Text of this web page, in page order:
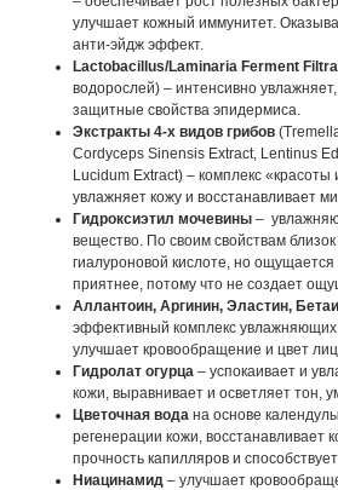
улучшает кожный иммунитет.
анти-эйдж эффект.
Lactobacillus/Laminaria Ferment
водорослей) – интенсивно
защитные свойства эпидермиса.
Экстракты 4-х видов грибов
Cordyceps Sinensis Extract, Lentinus
Lucidum Extract) – комплекс «красоты
увлажняет кожу и восстанавливает
Гидроксиэтил мочевины –
вещество. По своим свойствам близок
гиалуроновой кислоте, но ощущается
приятнее, потому что не создает
Аллантоин, Аргинин, Эластин,
эффективный комплекс увлажняющих
улучшает кровообращение и цвет
Гидролат огурца – успокаивает и
кожи, выравнивает и осветляет тон,
Цветочная вода на основе
регенерации кожи, восстанавливает
прочность капилляров и
Ниацинамид – улучшает